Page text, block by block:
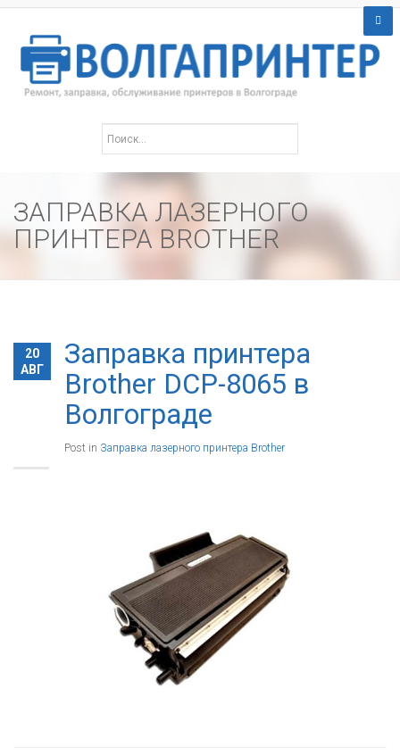
ЗАПРАВКА ЛАЗЕРНОГО
ПРИНТЕРА BROTHER
20
АВГ
Заправка принтера
Brother DCP-8065 в
Волгограде
Post in Заправка лазерного принтера Brother